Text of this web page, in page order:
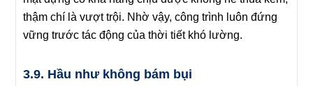
thậm chí là vượt trội. Nhờ vậy, công trình luôn đứng
vững trước tác động của thời tiết khó lường.
3.9. Hầu như không bám bụi